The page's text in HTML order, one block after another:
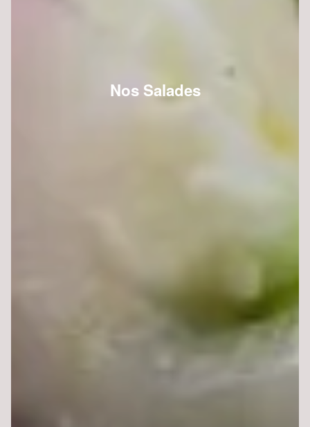
Nos Salades